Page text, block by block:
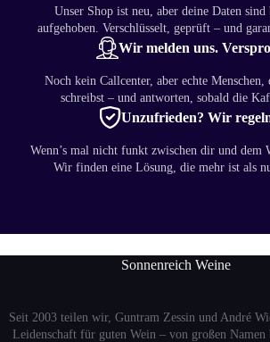
Unser Shop ist neu, aber deine Daten sind
aufgehoben. Verschlüsselt, geprüft – und
Wir melden uns.
Noch kein Callcenter, aber echte Menschen,
schreibst – und antworten, sobald die
Unzufrieden? Wir
Wenn’s mal nicht funkt zwischen dir und dem
Wir finden eine Lösung, die mehr ist als
Sonnenreich Weine
Seit 2003 teilen wir, Guntram Zessin und André
Leidenschaft für guten Wein – von großen Namen